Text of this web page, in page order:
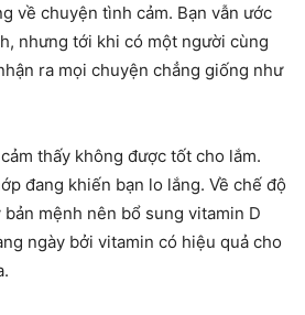
về chuyện tình cảm. Bạn vẫn ước
nhưng tới khi có một người cùng
ra mọi chuyện chẳng giống như
thấy không được tốt cho lắm.
đang khiến bạn lo lắng. Về chế độ
mệnh nên bổ sung vitamin D
ngày bởi vitamin có hiệu quả cho